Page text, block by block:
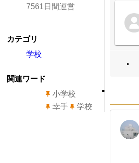
7561日間運営
カテゴリ
学校
関連ワード
小学校
幸手
学校